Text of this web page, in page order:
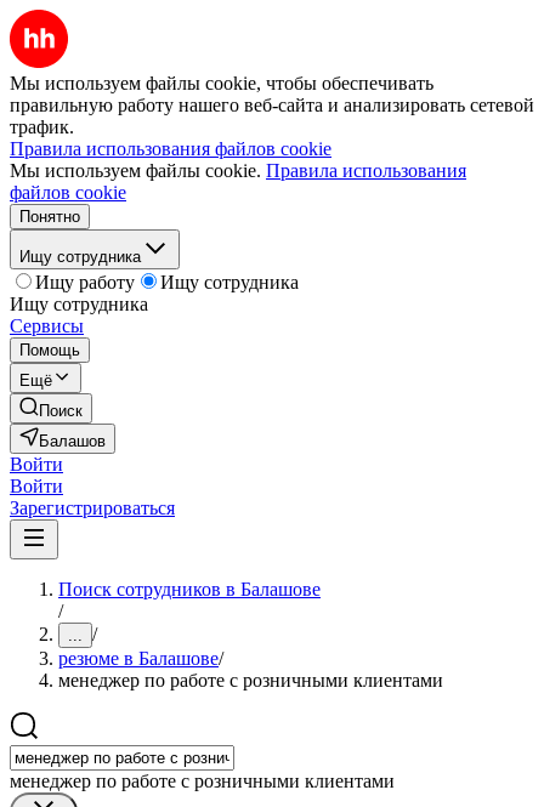
Мы используем файлы cookie, чтобы обеспечивать
правильную работу нашего веб-сайта и анализировать сетевой
трафик.
Правила использования файлов cookie
Мы используем файлы cookie. Правила использования
файлов cookie
Понятно
Ищу сотрудника
Ищу работу
Ищу сотрудника
Ищу сотрудника
Сервисы
Помощь
Ещё
Поиск
Балашов
Войти
Войти
Зарегистрироваться
Поиск сотрудников в Балашове
/
... /
резюме в Балашове/
менеджер по работе с розничными клиентами
менеджер по работе с розничными клиентами